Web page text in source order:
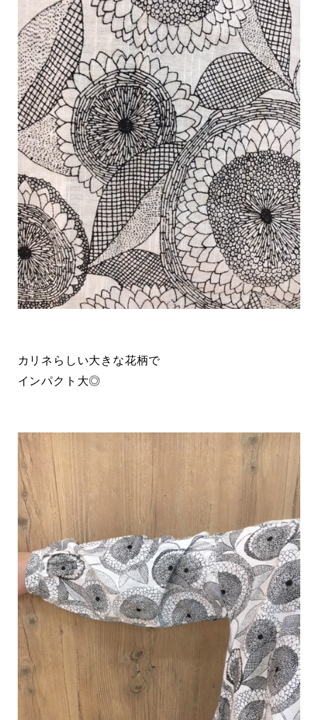
カリネらしい大きな花柄で
インパクト大◎